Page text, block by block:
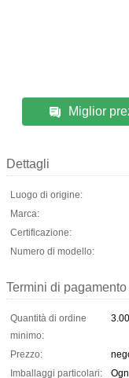
Miglior
Dettagli
Luogo di origine:
Marca:
Certificazione:
Numero di modello:
Termini di
Quantità di ordine
minimo:
Prezzo:
Imballaggi particolari: